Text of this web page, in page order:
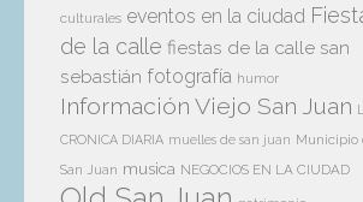
culturales eventos en la ciudad
de la calle fiestas de la calle san
sebastián fotografía humor
Información Viejo San Juan
CRONICA DIARIA muelles de san juan Municipio
San Juan musica NEGOCIOS EN LA CIUDAD